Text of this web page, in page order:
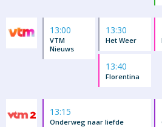
13:00
VTM
Nieuws
13:30
Het Weer
13:40
Florentina
13:15
Onderweg naar liefde